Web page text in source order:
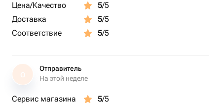
Цена/Качество
5/5
Доставка
5/5
Соответствие
5/5
О
Отправитель
На этой неделе
Сервис магазина 5/5